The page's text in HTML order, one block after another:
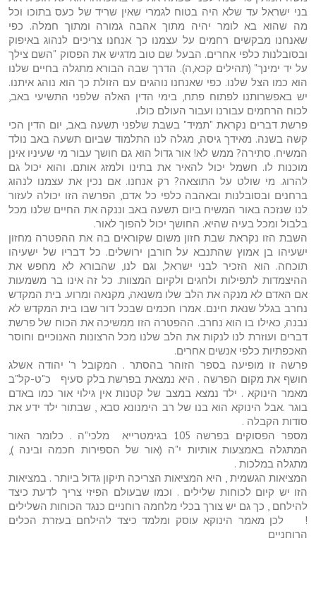
בני ישראל עד שלא היה בטוח לגמרי שאין שריד של כעס בתוכו וכל
מה שהוא בא לומר יהיה מתוך אהבה גמורה ומתוך חמלה. כפי
שאנחנו מבקשים רחמים על עצמנו כך אנחנו צריכים לנהוג באיפוק
ובסובלנות כלפי אחרים. הבעל שם טוב מדגיש את הפסוק "השם צילך
על יד ימינך" (תהילים קכא,ה). הדרך שבה הבורא מתגלה בחיים שלנו
הוא כמו הצל שלנו. כפי שאנחנו נוהגים עם הזולת כך הוא נוהג איתנו.
יש באפשרותנו לפתוח פתח, בימי הדין האלה שלפני התשיעי באב,
לכוח הרחמים עבורנו ועבור העולם כולו.
פרשת דברים נקראת "תמיד" בשבת שלפני תשעה באב, יום הדין הכי
קשה בשנה. מאידך גיסה, מגלה לנו התלמוד שביום תשעה באב נולד
המשיח. סתירה? ממש לא! אור גדול הוא גם חושך עבור מי שעיניו אינן
מוכנות לו. חשמל יכול להאיר את בתינו ולמזג אותם. והוא יכול גם
להרוג. מי שולט על התוצאה? רק אנחנו. אם נכין את עצמנו לנהוג
ברחנים ובסובלנות ובאהבה כלפי כל אדם, הפרשה הזו יכולה לעזור
לנו שנזכה באור המשיח ביום תשעה באב וננקה את החיים שלנו מכל
בלבול ומכל בעיה שהיא. החושך יכול להפוך לאור.
השבת הזו נקראת שבת חזון משום שקוראים בה את ההפטרה מחזון
ישעיהו בן אמוץ שהתנבא על חורבן ירושלים. כל דבריו של ישעיהו
תוכחה. הוא הזכיר לבני ישראל, וגם לנו, שהבורא לא מחפש את
ההיצמדות לתפילות ולחגים ולקיום המצוות. כל זה אינו בר משמעות
אם האדם לא מנקה את הלב שלו משנאה, מקנאה ומרוע. בית המקדש
נחרב בגלל שנאת חינם. אמרו חכמים שבכל דור שבו בית המקדש לא
נבנה, כאילו בו הוא נחרב. ההפטרה הזו ממשיכה את הכוח של פרשת
דברים ועוזרת לנו לנקות את הלב שלנו מכל הרצונות האנוכיים וחוסר
האכפתיות כלפי אנשים אחרים.
פרשה זו מופיעה בספר הזוהר בהסתר . המקובל ר' יהודה אשלג
חושף את מקום הפרשה . היא נמצאת בפרשת בלק סעיף כ"ט-קל"ב
מאמר הינוקא . ילד נמצא במצב של קטנות אין גילוי אור כמו באדם
בוגר .אבל הינוקא הוא בנו של רב הימנונא סבא , שבתור ילד ידע את
סודות הקבלה .
מספר הפסוקים בפרשה 105 בגימטרייא מלכי"ה . כלומר האור
המתגלה באמצעות אותיות י"ה (אור של הספירות חכמה ובינה ),
מתגלה במלכות .
המציאות הגשמית , היא המציאות הצריכה תיקון גדול ביותר . במציאות
הזו יש קיום לכוחות שלילים . וכמו שבעולם הפיזי צריך לדעת כיצד
להילחם , כך גם יש צורך בכלי מלחמה רוחניים כנגד הכוחות השלילים
! לכן מאמר הינוקא עוסק ומלמד כיצד להילחם בעזרת הכלים
הרוחניים